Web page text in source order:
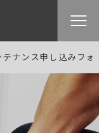
テナンス申し込みフ